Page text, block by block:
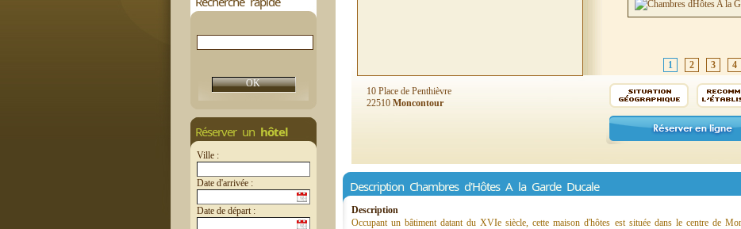
Réserver un hôtel
Ville :
Date d'arrivée :
Date de départ :
1 2 3 4
10 Place de Penthièvre
22510 Moncontour
Description Chambres d'Hôtes A la Garde Ducale
Description
Occupant un bâtiment datant du XVIe siècle, cette maison d'hôtes est située dans le centre de